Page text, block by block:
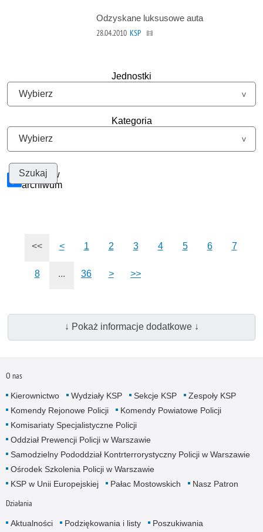
Odzyskane luksusowe auta
28.04.2010 KSP
Jednostki
Kategoria
Szukaj w
archiwum
<< < 1 2 3 4 5 6 7
8 ... 36 > >>
↓ Pokaż informacje dodatkowe ↓
O nas
Kierownictwo Wydziały KSP Sekcje KSP
Zespoły KSP
Komendy Rejonowe Policji
Komendy Powiatowe Policji
Komisariaty Specjalistyczne Policji
Oddział Prewencji Policji w Warszawie
Samodzielny Pododdział Kontrterrorystyczny Policji w Warszawie
Ośrodek Szkolenia Policji w Warszawie
KSP w Unii Europejskiej
Pałac Mostowskich Nasz Patron
Działania
Aktualności Podziękowania i listy
Poszukiwania